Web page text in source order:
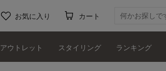
お気に入り カート
アウトレット スタイリング ランキング